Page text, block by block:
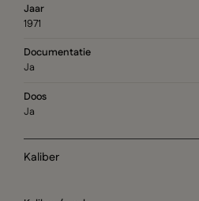
Jaar
1971
Documentatie
Ja
Doos
Ja
Kaliber